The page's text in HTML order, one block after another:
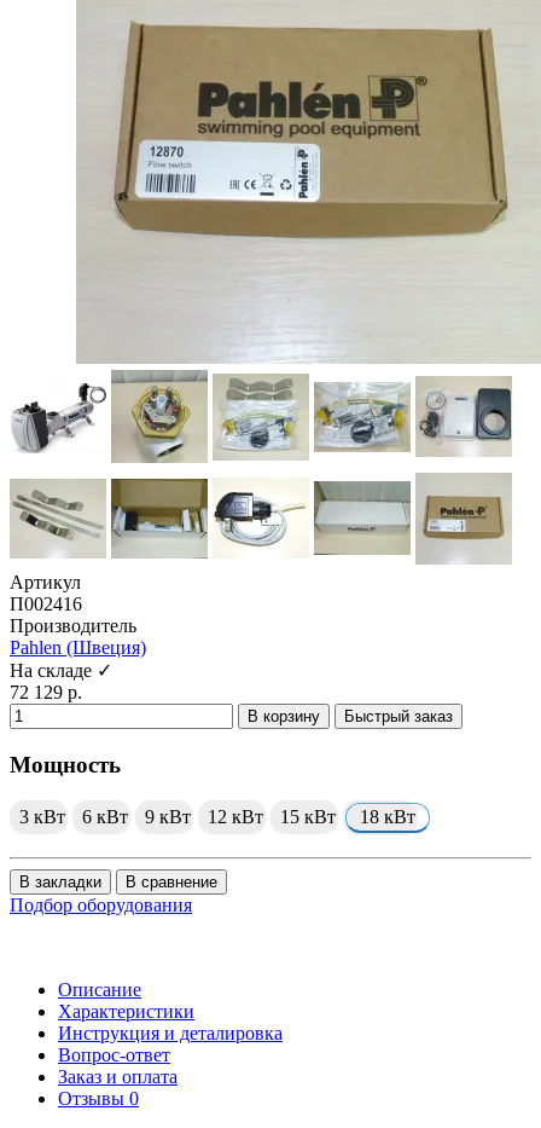
Артикул
П002416
Производитель
Pahlen (Швеция)
На складе ✓
72 129 р.
В корзину Быстрый заказ
Мощность
3 кВт 6 кВт 9 кВт 12 кВт 15 кВт 18 кВт
В закладки В сравнение
Подбор оборудования
Описание
Характеристики
Инструкция и деталировка
Вопрос-ответ
Заказ и оплата
Отзывы 0